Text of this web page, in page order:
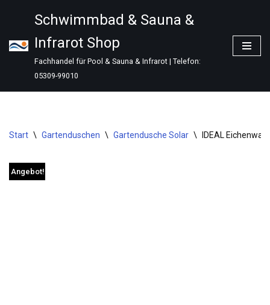
Inhalt
springen
Schwimmbad & Sauna &
Infrarot Shop
Fachhandel für Pool & Sauna & Infrarot | Telefon:
05309-99010
Start \ Gartenduschen \ Gartendusche Solar \ IDEAL
Angebot!